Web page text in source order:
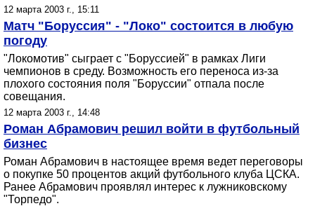
12 марта 2003 г., 15:11
Матч "Боруссия" - "Локо" состоится в любую
погоду
"Локомотив" сыграет с "Боруссией" в рамках Лиги
чемпионов в среду. Возможность его переноса из-за
плохого состояния поля "Боруссии" отпала после
совещания.
12 марта 2003 г., 14:48
Роман Абрамович решил войти в футбольный
бизнес
Роман Абрамович в настоящее время ведет переговоры
о покупке 50 процентов акций футбольного клуба ЦСКА.
Ранее Абрамович проявлял интерес к лужниковскому
"Торпедо".